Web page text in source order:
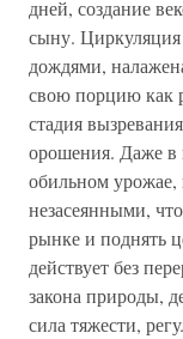
дней, создание
сыну.
дождями,
свою порцию как
стадия
орошения. Даже в
обильном урожае,
незасеянными,
рынке и поднять
действует без
закона природы,
сила тяжести,